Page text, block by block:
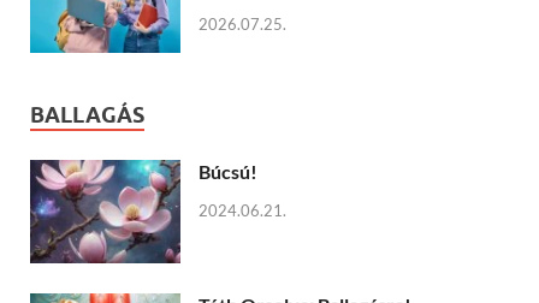
2026.07.25.
BALLAGÁS
Búcsú!
2024.06.21.